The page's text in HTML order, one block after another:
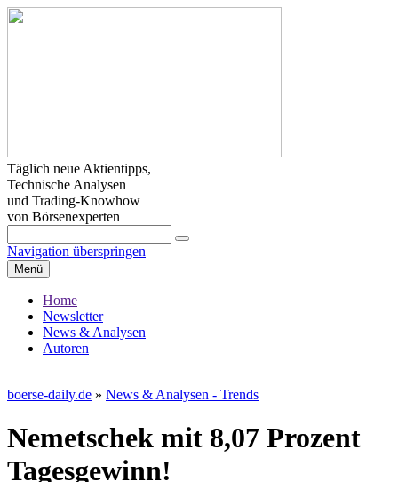
Täglich neue Aktientipps,
Technische Analysen
und Trading-Knowhow
von Börsenexperten
Navigation überspringen
Menü
Home
Newsletter
News & Analysen
Autoren
boerse-daily.de » News & Analysen - Trends
Nemetschek mit 8,07 Prozent
Tagesgewinn!